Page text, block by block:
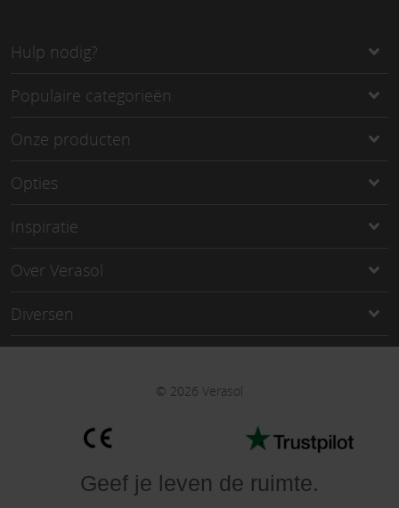
Hulp nodig?
Populaire categorieën
Onze producten
Opties
Inspiratie
Over Verasol
Diversen
© 2026 Verasol
Geef je leven de ruimte.